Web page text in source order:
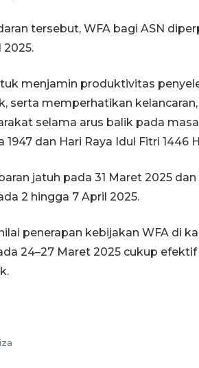
tersebut, WFA bagi ASN
2025.
menjamin produktivitas
serta memperhatikan
selama arus balik pada
1947 dan Hari Raya Idul Fitri 1446
jatuh pada 31 Maret 2025
2 hingga 7 April 2025.
penerapan kebijakan WFA di
24–27 Maret 2025 cukup